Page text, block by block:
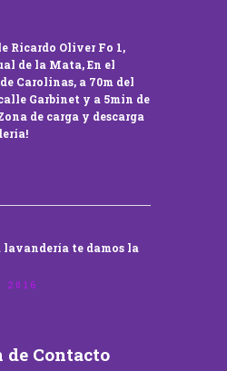
Ricardo Oliver Fo 1,
de la Mata, En el
Carolinas, a 70m del
Garbinet y a 5min de
de carga y descarga
lavandería te damos la
2016
Contacto